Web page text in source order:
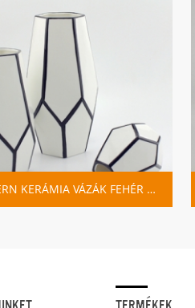
MODERN KERÁMIA VÁZÁK FEHÉR ÉS FEKETE